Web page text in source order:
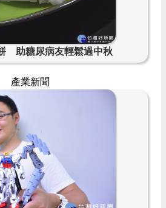
助糖尿病友輕鬆過中秋
產業新聞